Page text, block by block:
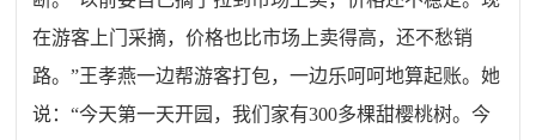
在游客上门采摘，价格也比市场上卖得高，还不愁销
路。”王孝燕一边帮游客打包，一边乐呵呵地算起账。她
说：“今天第一天开园，我们家有300多棵甜樱桃树。今